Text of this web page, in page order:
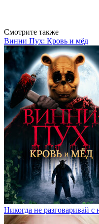
Смотрите также
Винни Пух: Кровь и мёд
Никогда не разговаривай с